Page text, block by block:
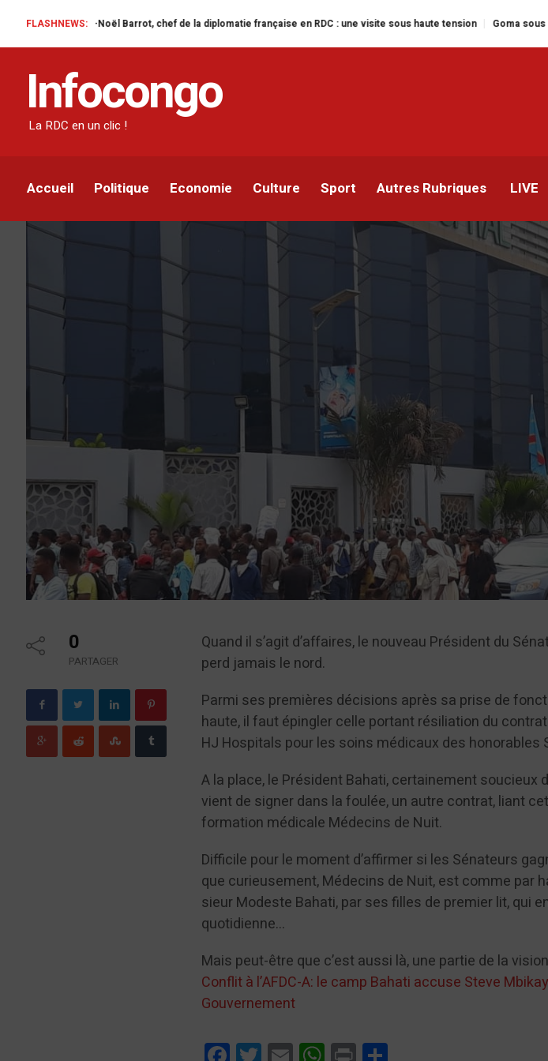
FLASHNEWS:
Jean-Noël Barrot, chef de la diplomatie française en RDC : une visite sous haute tension Goma sous le feu : la
Infocongo
La RDC en un clic !
Accueil Politique Economie Culture Sport Autres Rubriques LIVE
Modeste Bahati résilie le contrat
et signe avec Médecins de Nuit
0
PARTAGER
Quand il s’agit d’affaires, le nouveau Président du
perd jamais le nord.
Parmi ses premières décisions après sa prise de
haute, il faut épingler celle portant résiliation du
HJ Hospitals pour les soins médicaux des honorables
A la place, le Président Bahati, certainement soucieux
vient de signer dans la foulée, un autre contrat, liant
formation médicale Médecins de Nuit.
Difficile pour le moment d’affirmer si les Sénateurs
que curieusement, Médecins de Nuit, est comme par
sieur Modeste Bahati, par ses filles de premier lit, qui
quotidienne…
Mais peut-être que c’est aussi là, une partie de la
Conflit à l’AFDC-A: le camp Bahati accuse Steve
Gouvernement
FacebookTwitterEmail WhatsApp
Print